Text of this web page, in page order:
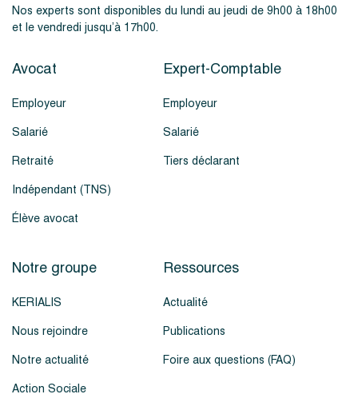
Nos experts sont disponibles du lundi au jeudi de 9h00 à 18h00
et le vendredi jusqu’à 17h00.
Avocat
Employeur
Salarié
Retraité
Indépendant (TNS)
Élève avocat
Expert-Comptable
Employeur
Salarié
Tiers déclarant
Notre groupe
KERIALIS
Nous rejoindre
Notre actualité
Action Sociale
Ressources
Actualité
Publications
Foire aux questions (FAQ)